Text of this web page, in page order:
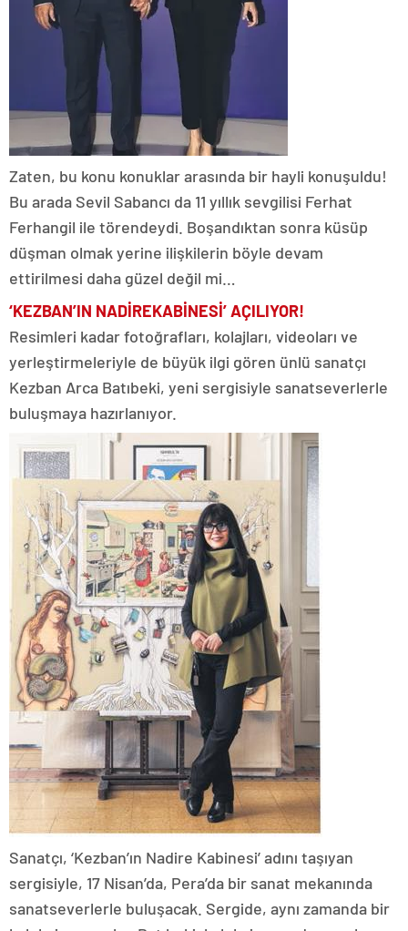
Zaten, bu konu konuklar arasında bir hayli konuşuldu!
Bu arada Sevil Sabancı da 11 yıllık sevgilisi Ferhat
Ferhangil ile törendeydi. Boşandıktan sonra küsüp
düşman olmak yerine ilişkilerin böyle devam
ettirilmesi daha güzel değil mi…
‘KEZBAN’IN NADİREKABİNESİ’ AÇILIYOR!
Resimleri kadar fotoğrafları, kolajları, videoları ve
yerleştirmeleriyle de büyük ilgi gören ünlü sanatçı
Kezban Arca Batıbeki, yeni sergisiyle sanatseverlerle
buluşmaya hazırlanıyor.
Sanatçı, ‘Kezban’ın Nadire Kabinesi’ adını taşıyan
sergisiyle, 17 Nisan’da, Pera’da bir sanat mekanında
sanatseverlerle buluşacak. Sergide, aynı zamanda bir